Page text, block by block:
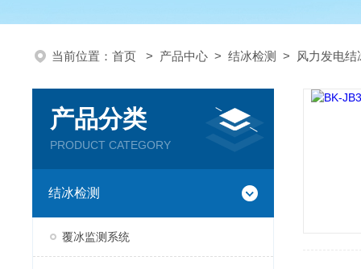
当前位置： 首页 > 产品中心 > 结冰检测 > 风力发电结
产品分类
PRODUCT CATEGORY
结冰检测
覆冰监测系统